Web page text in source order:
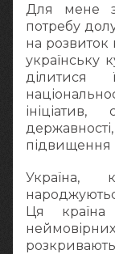
Для мене
потребу
на розвиток
українську
підвищення
Ця країна